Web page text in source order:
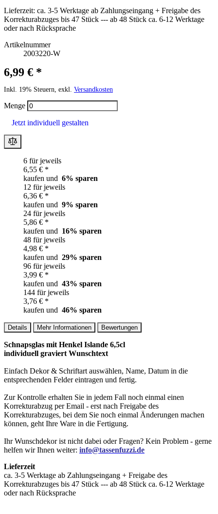
Lieferzeit: ca. 3-5 Werktage ab Zahlungseingang + Freigabe des
Korrekturabzuges bis 47 Stück --- ab 48 Stück ca. 6-12 Werktage
oder nach Rücksprache
Artikelnummer
2003220-W
6,99 € *
Inkl. 19% Steuern, exkl. Versandkosten
Menge
Jetzt individuell gestalten
6 für jeweils
6,55 € *
kaufen und 6% sparen
12 für jeweils
6,36 € *
kaufen und 9% sparen
24 für jeweils
5,86 € *
kaufen und 16% sparen
48 für jeweils
4,98 € *
kaufen und 29% sparen
96 für jeweils
3,99 € *
kaufen und 43% sparen
144 für jeweils
3,76 € *
kaufen und 46% sparen
Details Mehr Informationen Bewertungen
Schnapsglas mit Henkel Islande 6,5cl
individuell graviert Wunschtext
Einfach Dekor & Schriftart auswählen, Name, Datum in die
entsprechenden Felder eintragen und fertig.
Zur Kontrolle erhalten Sie in jedem Fall noch einmal einen
Korrekturabzug per Email - erst nach Freigabe des
Korrekturabzuges, bei dem Sie noch einmal Änderungen machen
können, geht Ihre Ware in die Fertigung.
Ihr Wunschdekor ist nicht dabei oder Fragen? Kein Problem - gerne
helfen wir Ihnen weiter: info@tassenfuzzi.de
Lieferzeit
ca. 3-5 Werktage ab Zahlungseingang + Freigabe des
Korrekturabzuges bis 47 Stück --- ab 48 Stück ca. 6-12 Werktage
oder nach Rücksprache